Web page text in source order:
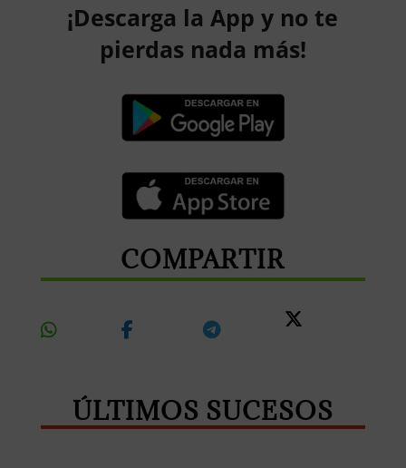
¡Descarga la App y no te
pierdas nada más!
COMPARTIR
ÚLTIMOS SUCESOS